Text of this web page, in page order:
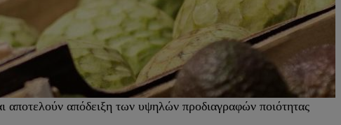
αποτελούν απόδειξη των υψηλών προδιαγραφών ποιότητας